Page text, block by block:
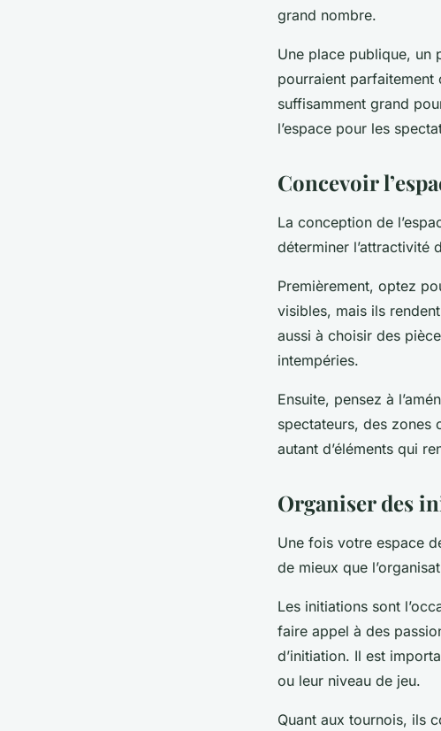
grand nombre.
Une place publique, un
pourraient parfaitement
suffisamment grand
l’espace pour les
Concevoir
La conception de
déterminer l’attractivité
Premièrement, optez
visibles, mais ils
aussi à choisir des
intempéries.
Ensuite, pensez à
spectateurs, des zones
autant d’éléments qui
Organiser des
Une fois votre espace
de mieux que
Les initiations sont
faire appel à des
d’initiation. Il est
ou leur niveau de jeu.
Quant aux tournois, ils